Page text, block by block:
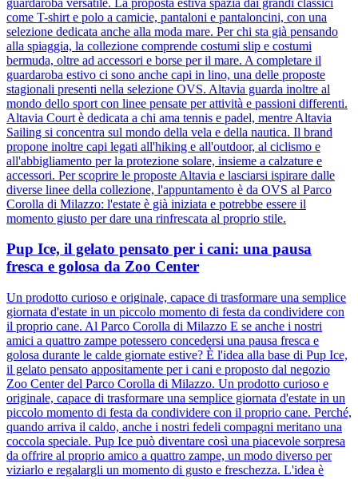
come T-shirt e polo a camicie, pantaloni e pantaloncini, con una
selezione dedicata anche alla moda mare. Per chi sta già pensando
alla spiaggia, la collezione comprende costumi slip e costumi
bermuda, oltre ad accessori e borse per il mare. A completare il
guardaroba estivo ci sono anche capi in lino, una delle proposte
stagionali presenti nella selezione OVS. Altavia guarda inoltre al
mondo dello sport con linee pensate per attività e passioni differenti.
Altavia Court è dedicata a chi ama tennis e padel, mentre Altavia
Sailing si concentra sul mondo della vela e della nautica. Il brand
propone inoltre capi legati all'hiking e all'outdoor, al ciclismo e
all'abbigliamento per la protezione solare, insieme a calzature e
accessori. Per scoprire le proposte Altavia e lasciarsi ispirare dalle
diverse linee della collezione, l'appuntamento è da OVS al Parco
Corolla di Milazzo: l'estate è già iniziata e potrebbe essere il
momento giusto per dare una rinfrescata al proprio stile.
Pup Ice, il gelato pensato per i cani: una pausa
fresca e golosa da Zoo Center
Un prodotto curioso e originale, capace di trasformare una semplice
giornata d'estate in un piccolo momento di festa da condividere con
il proprio cane. Al Parco Corolla di Milazzo E se anche i nostri
amici a quattro zampe potessero concedersi una pausa fresca e
golosa durante le calde giornate estive? È l'idea alla base di Pup Ice,
il gelato pensato appositamente per i cani e proposto dal negozio
Zoo Center del Parco Corolla di Milazzo. Un prodotto curioso e
originale, capace di trasformare una semplice giornata d'estate in un
piccolo momento di festa da condividere con il proprio cane. Perché,
quando arriva il caldo, anche i nostri fedeli compagni meritano una
coccola speciale. Pup Ice può diventare così una piacevole sorpresa
da offrire al proprio amico a quattro zampe, un modo diverso per
viziarlo e regalargli un momento di gusto e freschezza. L'idea è